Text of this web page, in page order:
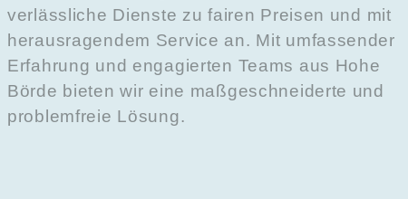
verlässliche Dienste zu fairen Preisen und mit
herausragendem Service an. Mit umfassender
Erfahrung und engagierten Teams aus Hohe
Börde bieten wir eine maßgeschneiderte und
problemfreie Lösung.